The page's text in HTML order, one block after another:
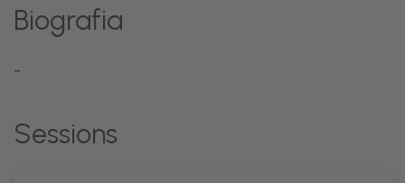
Biografia
-
Sessions